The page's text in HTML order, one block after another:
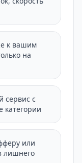
к вашим
на
сервис с
категории
или
лишнего